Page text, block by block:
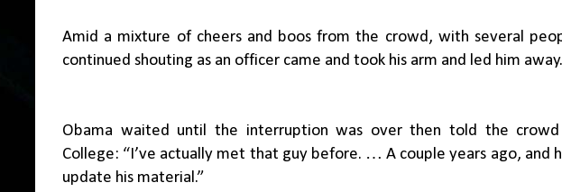
Amid a mixture of cheers and boos from the crowd, with several
continued shouting as an officer came and took his arm and led him away.
Obama waited until the interruption was over then told the crowd
College: “I’ve actually met that guy before. … A couple years ago, and
update his material.”